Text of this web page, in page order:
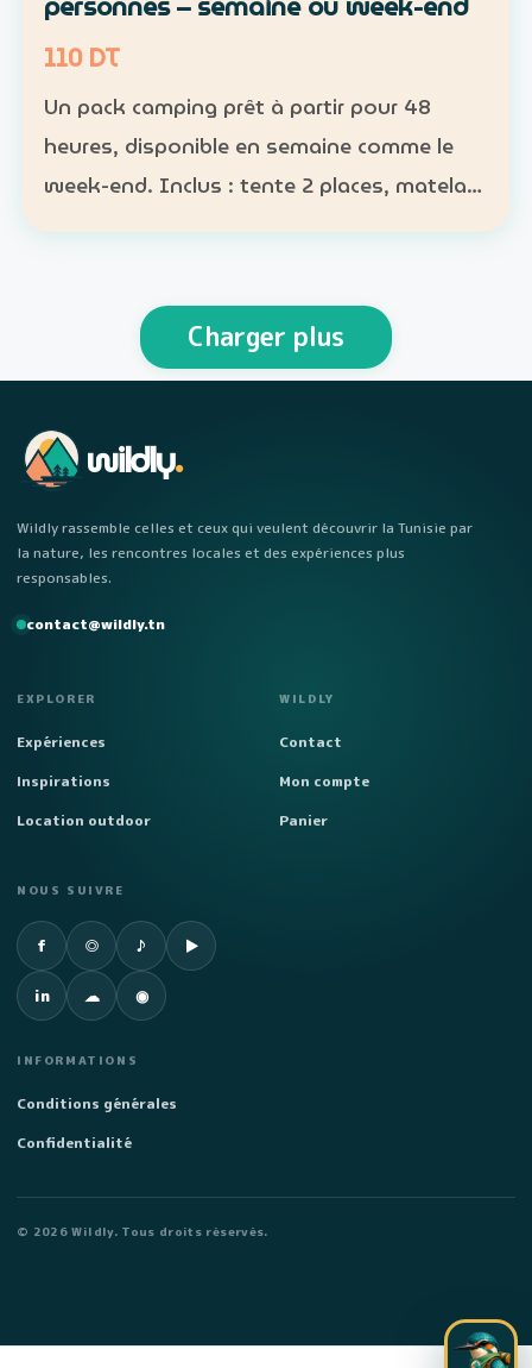
110 DT
Un pack camping prêt à partir pour 48
heures, disponible en semaine comme le
week-end. Inclus : tente 2 places, matelas,
personnes Week-end…
Charger plus
wildly.
Wildly rassemble celles et ceux qui veulent découvrir la Tunisie par
la nature, les rencontres locales et des expériences plus
responsables.
contact@wildly.tn
EXPLORER
Expériences
Inspirations
Location outdoor
WILDLY
Contact
Mon compte
Panier
NOUS SUIVRE
f
Facebook
◎
Instagram♪
TikTok ▶
YouTube
in
LinkedIn ☁
SoundCloud
◉
Spotify
INFORMATIONS
Conditions générales
Confidentialité
© 2026 Wildly. Tous droits réservés.